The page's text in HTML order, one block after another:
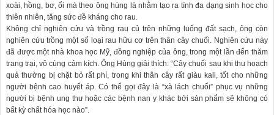
xoài, hồng, bơ, ổi mà theo ông hùng là nhằm tạo ra tính đa dạng sinh học cho
thiên nhiên, tăng sức đề kháng cho rau.
Không chỉ nghiên cứu và trồng rau củ trên những luống đất sạch, ông còn
nghiên cứu trồng một số loại rau hữu cơ trên thân cây chuối. Nghiên cứu này
đã được một nhà khoa học Mỹ, đồng nghiệp của ông, trong một lần đến thăm
trang trại, vô cùng cảm kích. Ông Hùng giải thích: “Cây chuối sau khi thu hoạch
quả thường bị chặt bỏ rất phí, trong khi thân cây rất giàu kali, tốt cho những
người bệnh cao huyết áp. Có thể gọi đây là “xà lách chuối” phục vụ những
người bị bệnh ung thư hoặc các bệnh nan y khác bởi sản phẩm sẽ không có
bất kỳ chất hóa học nào”.